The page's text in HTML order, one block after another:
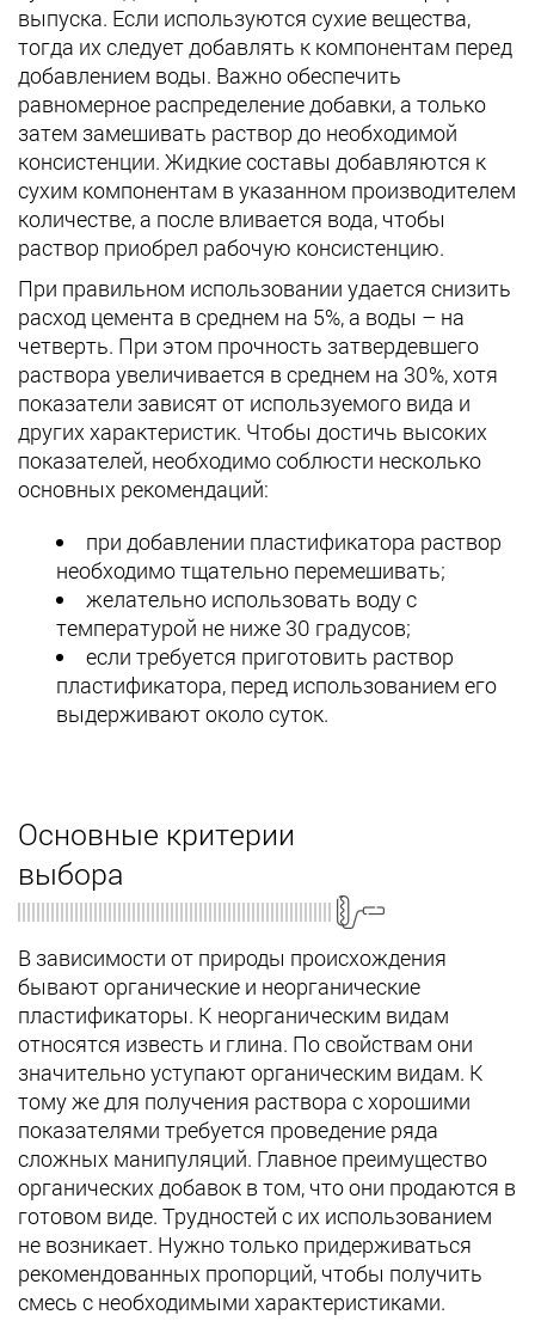
выпуска. Если используются сухие вещества,
тогда их следует добавлять к компонентам перед
добавлением воды. Важно обеспечить
равномерное распределение добавки, а только
затем замешивать раствор до необходимой
консистенции. Жидкие составы добавляются к
сухим компонентам в указанном производителем
количестве, а после вливается вода, чтобы
раствор приобрел рабочую консистенцию.
При правильном использовании удается снизить
расход цемента в среднем на 5%, а воды – на
четверть. При этом прочность затвердевшего
раствора увеличивается в среднем на 30%, хотя
показатели зависят от используемого вида и
других характеристик. Чтобы достичь высоких
показателей, необходимо соблюсти несколько
основных рекомендаций:
при добавлении пластификатора раствор
необходимо тщательно перемешивать;
желательно использовать воду с
температурой не ниже 30 градусов;
если требуется приготовить раствор
пластификатора, перед использованием его
выдерживают около суток.
Основные критерии
выбора
В зависимости от природы происхождения
бывают органические и неорганические
пластификаторы. К неорганическим видам
относятся известь и глина. По свойствам они
значительно уступают органическим видам. К
тому же для получения раствора с хорошими
показателями требуется проведение ряда
сложных манипуляций. Главное преимущество
органических добавок в том, что они продаются в
готовом виде. Трудностей с их использованием
не возникает. Нужно только придерживаться
рекомендованных пропорций, чтобы получить
смесь с необходимыми характеристиками.